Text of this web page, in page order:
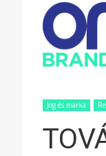
Jog és márka